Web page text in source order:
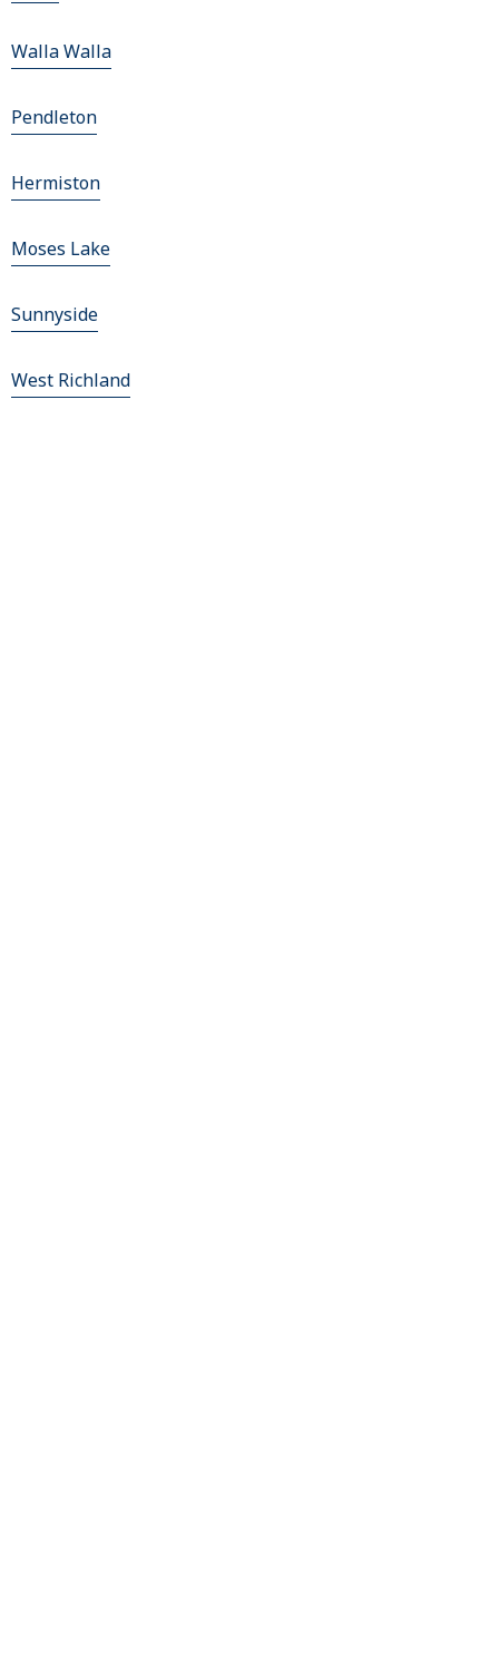
Walla Walla
Pendleton
Hermiston
Moses Lake
Sunnyside
West Richland